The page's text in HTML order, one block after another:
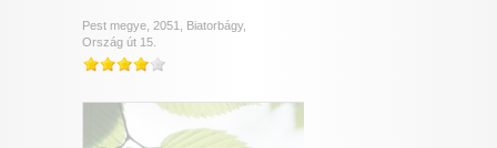
Pest megye, 2051, Biatorbágy,
Ország út 15.